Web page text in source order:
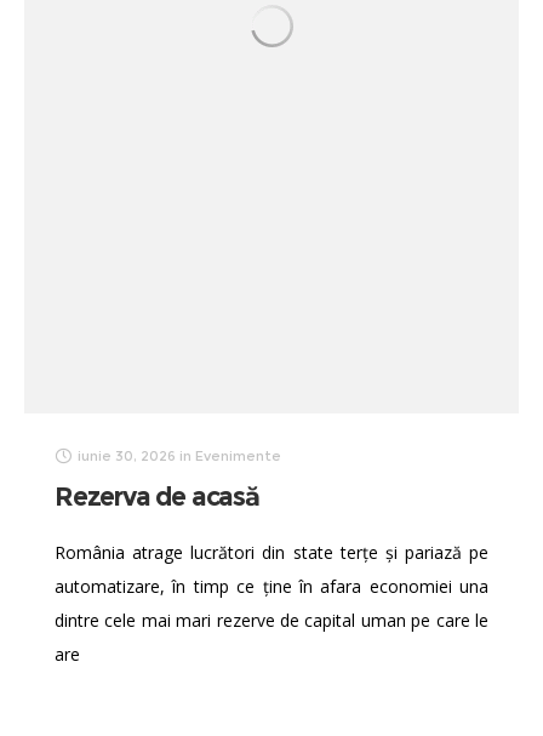
iunie 30, 2026 in Evenimente
Rezerva de acasă
România atrage lucrători din state terțe și pariază pe
automatizare, în timp ce ține în afara economiei una
dintre cele mai mari rezerve de capital uman pe care le
are